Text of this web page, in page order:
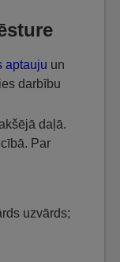
aptauju un
darbību
daļā.
Par
uzvārds;